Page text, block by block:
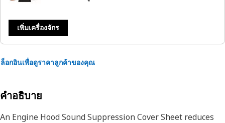
เพิ่มเครื่องจักร
ล็อกอินเพื่อดูราคาลูกค้าของคุณ
คำอธิบาย
An Engine Hood Sound Suppression Cover Sheet reduces